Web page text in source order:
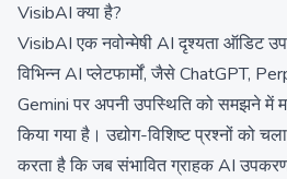
VisibAI क्या है?
VisibAI एक नवोन्मेषी AI दृश्यता ऑडिट
विभिन्न AI प्लेटफार्मों, जैसे ChatGPT,
Gemini पर अपनी उपस्थिति को समझने में
किया गया है। उद्योग-विशिष्ट प्रश्नों
करता है कि जब संभावित ग्राहक AI